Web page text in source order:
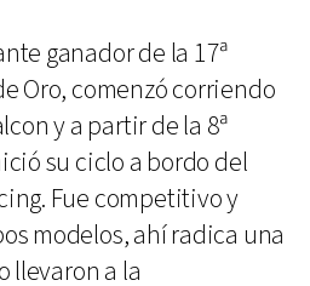
ganador de la 17ª
Oro, comenzó corriendo
y a partir de la 8ª
su ciclo a bordo del
Fue competitivo y
modelos, ahí radica una
llevaron a la